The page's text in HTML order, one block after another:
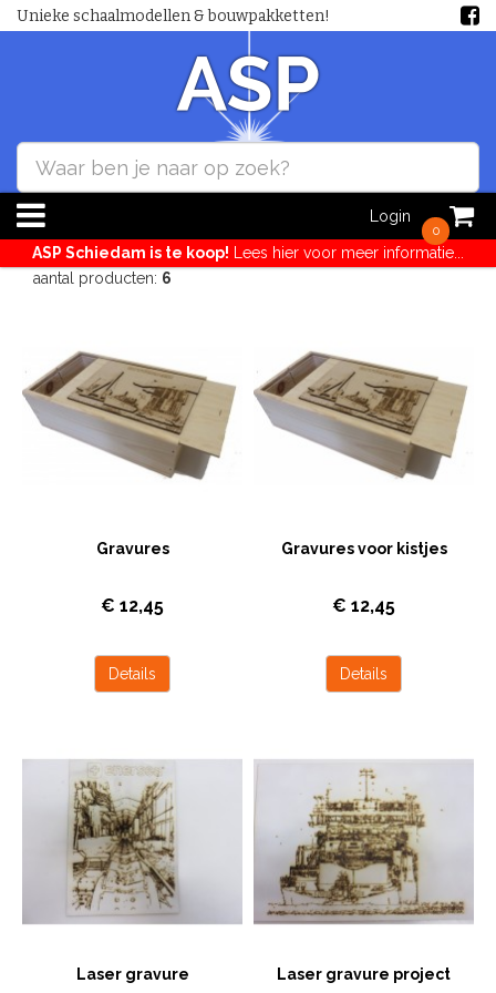
Unieke schaalmodellen & bouwpakketten!
0
Login
ASP Schiedam is te koop! Lees hier voor meer informatie...
aantal producten: 6
Gravures
Gravure Rotterdam op mdf. Afm: 430 x29,2
cm
€ 12,45
Details
Gravures voor kistjes
Product prijs is een indicatie
€ 12,45
Details
Laser gravure Laser gravure project